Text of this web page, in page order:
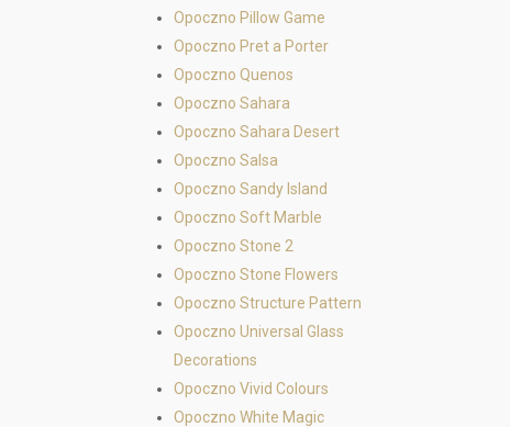
Opoczno Pillow Game
Opoczno Pret a Porter
Opoczno Quenos
Opoczno Sahara
Opoczno Sahara Desert
Opoczno Salsa
Opoczno Sandy Island
Opoczno Soft Marble
Opoczno Stone 2
Opoczno Stone Flowers
Opoczno Structure Pattern
Opoczno Universal Glass
Decorations
Opoczno Vivid Colours
Opoczno White Magic